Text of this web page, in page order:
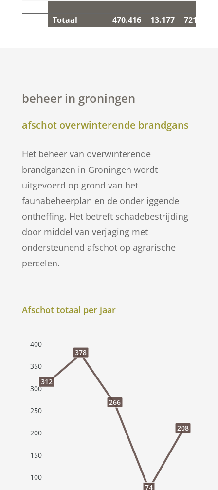
Totaal 470.416 13.177 721
beheer in groningen
afschot overwinterende brandgans
Het beheer van overwinterende
brandganzen in Groningen wordt
uitgevoerd op grond van het
faunabeheerplan en de onderliggende
ontheffing. Het betreft schadebestrijding
door middel van verjaging met
ondersteunend afschot op agrarische
percelen.
Afschot totaal per jaar
400
350
300
250
200
150
100
312
378
266
74
208